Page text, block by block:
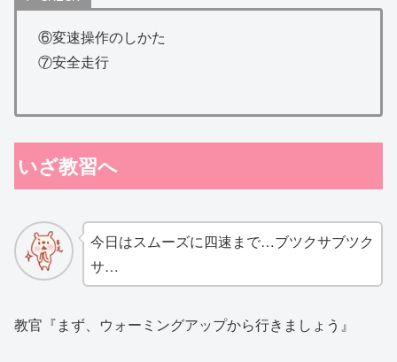
⑥変速操作のしかた
⑦安全走行
いざ教習へ
今日はスムーズに四速まで…ブツクサブツク
サ…
教官『まず、ウォーミングアップから行きましょう』